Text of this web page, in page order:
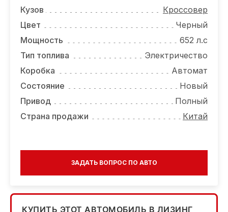
ВАКАНСИИ
О КОМПАНИИ
КОНТАКТЫ
Кузов
Кроссовер
Цвет
Черный
Мощность
652 л.с
Тип топлива
Электричество
Коробка
Автомат
Состояние
Новый
Привод
Полный
Страна продажи
Китай
ЗАДАТЬ ВОПРОС ПО АВТО
КУПИТЬ ЭТОТ АВТОМОБИЛЬ В ЛИЗИНГ